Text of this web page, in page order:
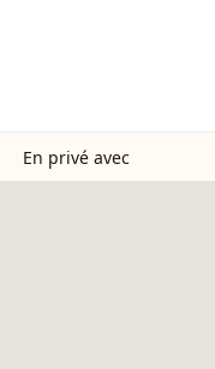
En privé avec